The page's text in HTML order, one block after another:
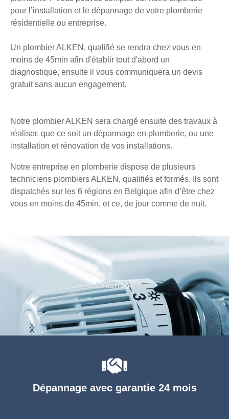
pour l’installation et le dépannage de votre plomberie
résidentielle ou entreprise.
Un plombier ALKEN, qualifié se rendra chez vous en
moins de 45min afin d'établir tout d'abord un
diagnostique, ensuite il vous communiquera un devis
gratuit sans aucun engagement.
Notre plombier ALKEN sera chargé ensuite des travaux à
réaliser, que ce soit un dépannage en plomberie, ou une
installation et rénovation de vos installations.
Notre entreprise en plomberie dispose de plusieurs
techniciens plombiers ALKEN, qualifiés et formés. Ils sont
dispatchés sur les 6 régions en Belgique afin d’être chez
vous en moins de 45min, et ce, de jour comme de nuit.
Dépannage avec garantie 24 mois
Chauffage